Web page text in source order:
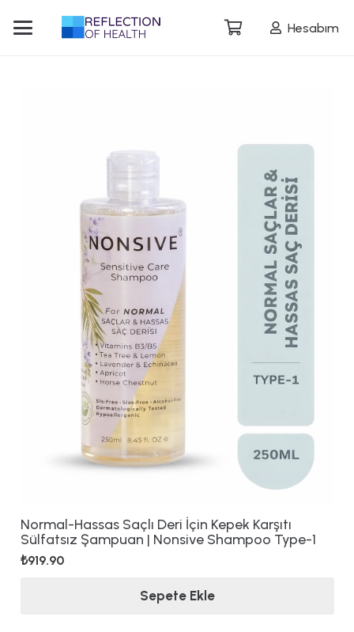
Hesabım
Normal-Hassas Saçlı Deri İçin Kepek Karşıtı
Sülfatsız Şampuan | Nonsive Shampoo Type-1
₺919.90
Sepete Ekle